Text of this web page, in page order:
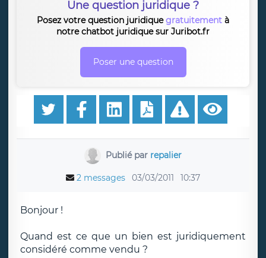
Une question juridique ?
Posez votre question juridiquegratuitement à
notre chatbot juridique sur Juribot.fr
Poser une question
Publié par repalier
2 messages 03/03/2011 10:37
Bonjour !
Quand est ce que un bien est juridiquement
considéré comme vendu ?